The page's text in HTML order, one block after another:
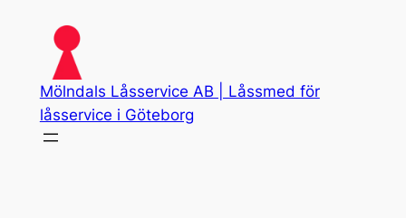
content
Mölndals Låsservice AB | Låssmed för
låsservice i Göteborg